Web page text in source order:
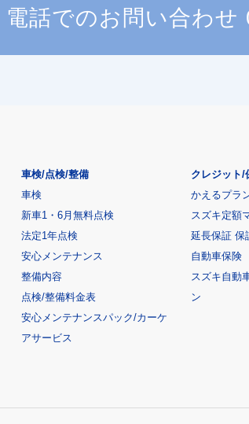
電話でのお問い合わせ
車検/点検/整備
車検
新車1・6月無料点検
法定1年点検
安心メンテナンス
整備内容
点検/整備料金表
安心メンテナンスパック/カーケ
アサービス
クレジット/
かえるプラ
スズキ定額
延長保証 保
自動車保険
スズキ自動
ン